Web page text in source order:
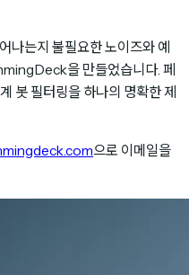
나는지 불필요한 노이즈와 예
을 만들었습니다. 페
봇 필터링을 하나의 명확한 제
으로 이메일을